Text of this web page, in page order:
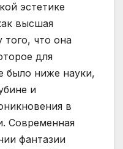
эстетике
высшая
того, что она
для
было ниже науки,
и
в
Современная
фантазии